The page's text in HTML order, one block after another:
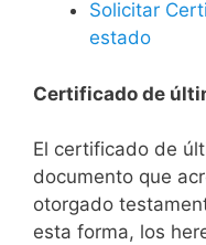
Solicitar
estado
Certificado de
El certificado de
documento que
otorgado
esta forma, los